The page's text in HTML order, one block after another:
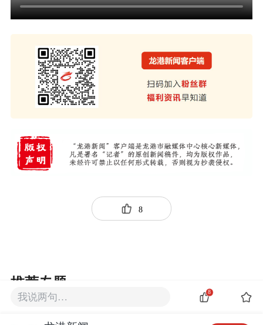
8
推荐专题
我说两句… 8